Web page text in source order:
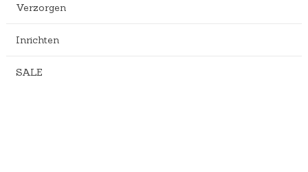
Verzorgen
Inrichten
SALE